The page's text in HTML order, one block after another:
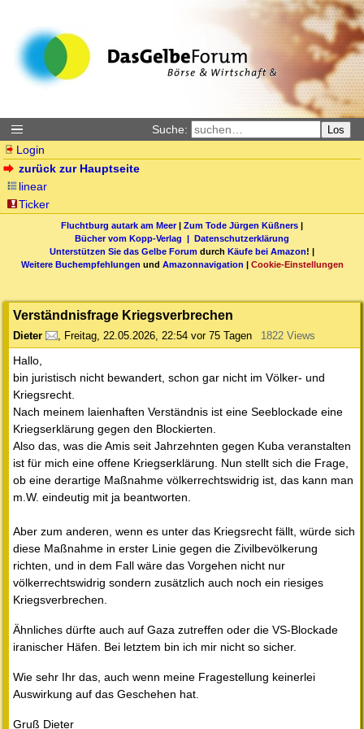
Suche: Los
Login
zurück zur Hauptseite
linear
Ticker
Fluchtburg autark am Meer| Zum Tode Jürgen Küßners |
Bücher vom Kopp-Verlag | Datenschutzerklärung
Unterstützen Sie das Gelbe Forum durch Käufe bei Amazon! |
Weitere Buchempfehlungen und Amazonnavigation | Cookie-Einstellungen
Verständnisfrage Kriegsverbrechen
Dieter , Freitag, 22.05.2026, 22:54 vor 75 Tagen 1822 Views
Hallo,
bin juristisch nicht bewandert, schon gar nicht im Völker- und
Kriegsrecht.
Nach meinem laienhaften Verständnis ist eine Seeblockade eine
Kriegserklärung gegen den Blockierten.
Also das, was die Amis seit Jahrzehnten gegen Kuba veranstalten
ist für mich eine offene Kriegserklärung. Nun stellt sich die Frage,
ob eine derartige Maßnahme völkerrechtswidrig ist, das kann man
m.W. eindeutig mit ja beantworten.
Aber zum anderen, wenn es unter das Kriegsrecht fällt, würde sich
diese Maßnahme in erster Linie gegen die Zivilbevölkerung
richten, und in dem Fall wäre das Vorgehen nicht nur
völkerrechtswidrig sondern zusätzlich auch noch ein riesiges
Kriegsverbrechen.
Ähnliches dürfte auch auf Gaza zutreffen oder die VS-Blockade
iranischer Häfen. Bei letztem bin ich mir nicht so sicher.
Wie sehr Ihr das, auch wenn meine Fragestellung keinerlei
Auswirkung auf das Geschehen hat.
Gruß Dieter